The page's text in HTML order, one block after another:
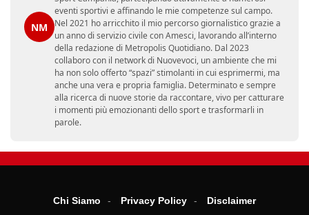
NM
eventi sportivi e affinando le mie competenze sul campo.
Nel 2021 ho arricchito il mio percorso giornalistico grazie a
un anno di servizio civile con Amesci, lavorando all’interno
della redazione di Metropolis Quotidiano. Dal 2023
collaboro con il network di Nuovevoci, un ambiente che mi
ha non solo offerto “spazi” stimolanti in cui esprimermi, ma
anche una vera e propria famiglia. Determinato e sempre
alla ricerca di nuove storie da raccontare, vivo per catturare
i momenti più emozionanti dello sport e trasformarli in
parole.
Chi Siamo Privacy Policy Disclaimer